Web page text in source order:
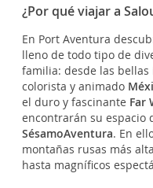
¿Por qué viajar a
En Port Aventura
lleno de todo tipo de
familia: desde las bellas
colorista y animado
el duro y fascinante Far
encontrarán su espacio
SésamoAventura. En
montañas rusas más
hasta magníficos